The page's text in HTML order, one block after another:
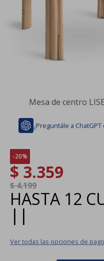
Mesa de centro
¿Preguntále a
20
$ 3.359
$4.199
HASTA 12
| |
Ver todas las opciones de